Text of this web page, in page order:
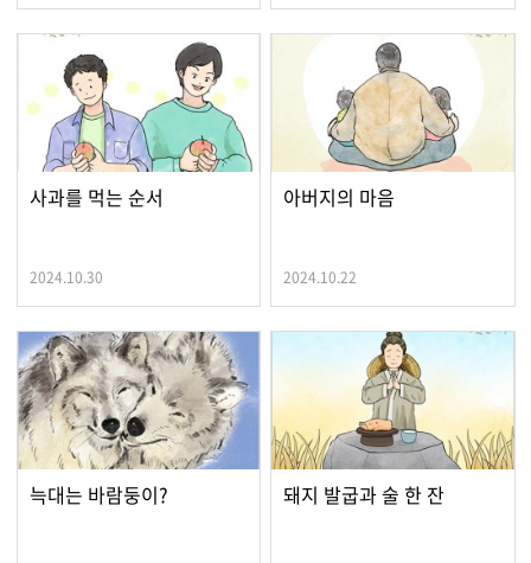
사과를 먹는 순서
2024.10.30
아버지의 마음
2024.10.22
늑대는 바람둥이? 돼지 발굽과 술 한 잔